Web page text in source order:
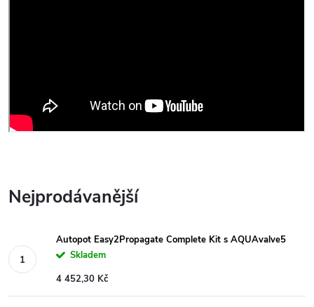
Nejprodávanější
Autopot Easy2Propagate Complete Kit s AQUAvalve5
Skladem
4 452,30 Kč